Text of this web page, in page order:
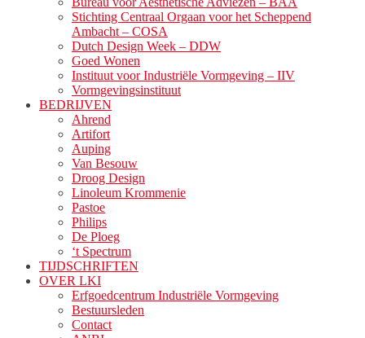
Stichting Centraal Orgaan voor het Scheppend
Ambacht – COSA
Dutch Design Week – DDW
Goed Wonen
Instituut voor Industriële Vormgeving – IIV
Vormgevingsinstituut
BEDRIJVEN
Ahrend
Artifort
Auping
Van Besouw
Droog Design
Linoleum Krommenie
Pastoe
Philips
De Ploeg
‘t Spectrum
TIJDSCHRIFTEN
OVER LKI
Erfgoedcentrum Industriële Vormgeving
Bestuursleden
Contact